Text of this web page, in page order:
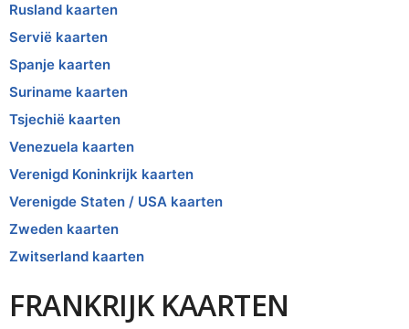
Rusland kaarten
Servië kaarten
Spanje kaarten
Suriname kaarten
Tsjechië kaarten
Venezuela kaarten
Verenigd Koninkrijk kaarten
Verenigde Staten / USA kaarten
Zweden kaarten
Zwitserland kaarten
FRANKRIJK KAARTEN